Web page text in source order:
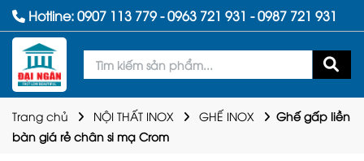
Hotline:0907 113 779-0963 721 931 -0987 721 931
Trang chủ NỘI THẤT INOX GHẾ INOX
Ghế gấp liền
bàn giá rẻ chân si mạ Crom